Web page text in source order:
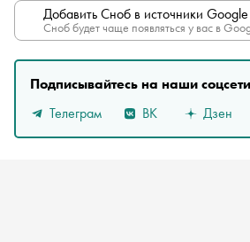
Добавить Сноб в источники Google
Сноб будет чаще появляться у вас в
Подписывайтесь на наши
Телеграм
ВК Дзен